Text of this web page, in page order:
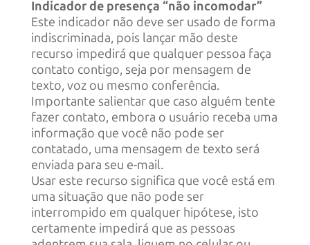
Indicador de presença “não incomodar”
Este indicador não deve ser usado de forma
indiscriminada, pois lançar mão deste
recurso impedirá que qualquer pessoa faça
contato contigo, seja por mensagem de
texto, voz ou mesmo conferência.
Importante salientar que caso alguém tente
fazer contato, embora o usuário receba uma
informação que você não pode ser
contatado, uma mensagem de texto será
enviada para seu e-mail.
Usar este recurso significa que você está em
uma situação que não pode ser
interrompido em qualquer hipótese, isto
certamente impedirá que as pessoas